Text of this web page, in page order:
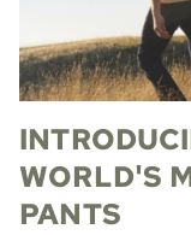
WORLD'S
PANTS